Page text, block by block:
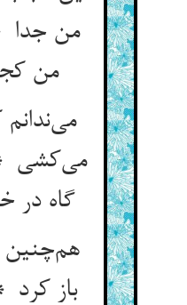
من جدا
من کجاام تو کجا
می‌کشی
گاه در خون می‌کشی
هم‌چنین
باز